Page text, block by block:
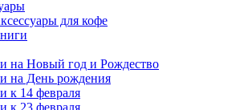
для кофе
на Новый год и Рождество
на День рождения
к 14 февраля
к 23 февраля